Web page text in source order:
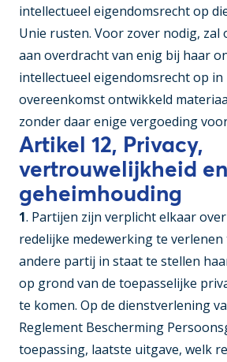
intellectueel eigendomsrecht op
Unie rusten. Voor zover nodig, zal
aan overdracht van enig bij haar
intellectueel eigendomsrecht op in
overeenkomst ontwikkeld
zonder daar enige vergoeding
Artikel 12, Privacy,
vertrouwelijkheid en
geheimhouding
1. Partijen zijn verplicht elkaar
redelijke medewerking te verlenen
andere partij in staat te stellen
op grond van de toepasselijke
te komen. Op de dienstverlening
Reglement Bescherming
toepassing, laatste uitgave, welk